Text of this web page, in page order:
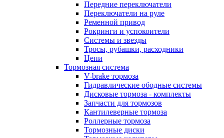
Передние переключатели
Переключатели на руле
Ременной привод
Рокринги и успокоители
Системы и звезды
Тросы, рубашки, расходники
Цепи
Тормозная система
V-brake тормоза
Гидравлические ободные системы
Дисковые тормоза - комплекты
Запчасти для тормозов
Кантилеверные тормоза
Роллерные тормоза
Тормозные диски